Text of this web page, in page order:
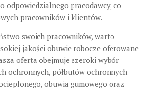
odpowiedzialnego pracodawcy, co
pracowników i klientów.
swoich pracowników, warto
jakości obuwie robocze oferowane
oferta obejmuje szeroki wybór
ochronnych, półbutów ochronnych
obuwia gumowego oraz